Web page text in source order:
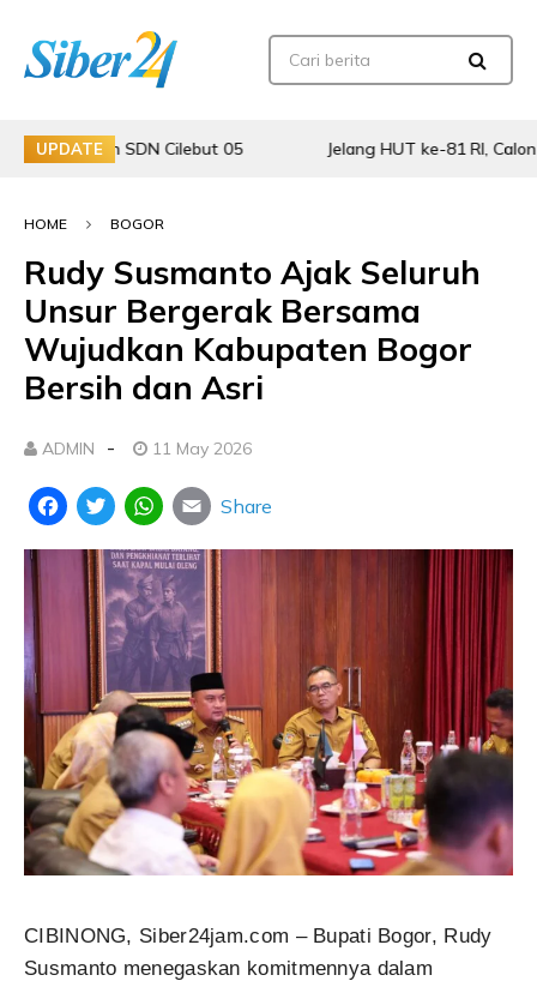
UPDATE
SDN Cilebut 05 Jelang HUT ke-81 RI, Calon
HOME BOGOR
Rudy Susmanto Ajak Seluruh
Unsur Bergerak Bersama
Wujudkan Kabupaten Bogor
Bersih dan Asri
ADMIN - 11 May 2026
FacebookTwitterWhatsApp
Email
Share
CIBINONG, Siber24jam.com – Bupati Bogor, Rudy
Susmanto menegaskan komitmennya dalam